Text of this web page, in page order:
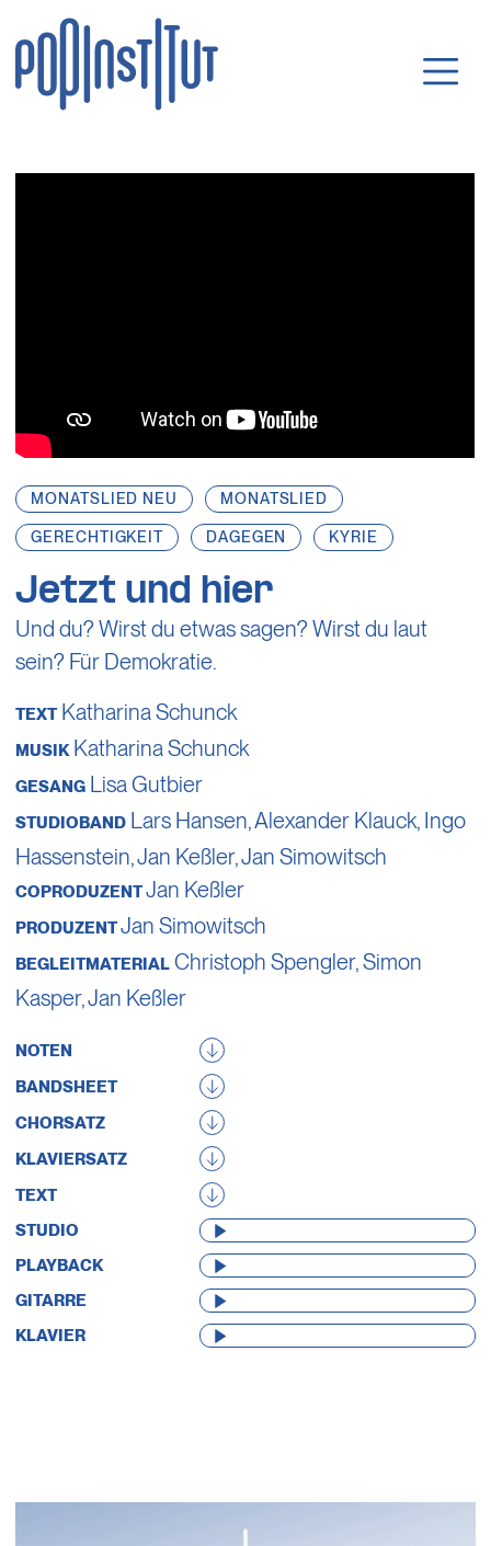
Direkt zum Inhalt wechseln
MONATSLIED NEU MONATSLIED
GERECHTIGKEIT DAGEGEN KYRIE
Jetzt und hier
Und du? Wirst du etwas sagen? Wirst du laut
sein? Für Demokratie.
TEXT Katharina Schunck
MUSIK Katharina Schunck
GESANG Lisa Gutbier
STUDIOBAND Lars Hansen,Alexander Klauck, Ingo
Hassenstein,Jan Keßler,Jan Simowitsch
COPRODUZENTJan Keßler
PRODUZENTJan Simowitsch
BEGLEITMATERIAL Christoph Spengler,Simon
Kasper,Jan Keßler
NOTEN
BANDSHEET
CHORSATZ
KLAVIERSATZ
TEXT
STUDIO
AUDIO-
PLAYER
PLAYBACK
AUDIO-
PLAYER
GITARRE
AUDIO-
PLAYER
KLAVIER
AUDIO-